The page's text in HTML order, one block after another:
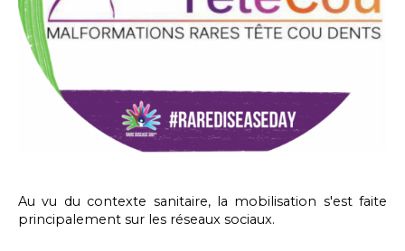
Au vu du contexte sanitaire, la mobilisation s'est faite
principalement sur les réseaux sociaux.